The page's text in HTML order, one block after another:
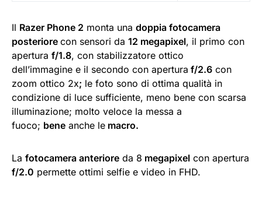
Il Razer Phone 2 monta una doppia fotocamera
posteriore con sensori da 12 megapixel, il primo con
apertura f/1.8, con stabilizzatore ottico
dell’immagine e il secondo con apertura f/2.6 con
zoom ottico 2x; le foto sono di ottima qualità in
condizione di luce sufficiente, meno bene con scarsa
illuminazione; molto veloce la messa a
fuoco; bene anche le macro.
La fotocamera anteriore da 8 megapixel con apertura
f/2.0 permette ottimi selfie e video in FHD.